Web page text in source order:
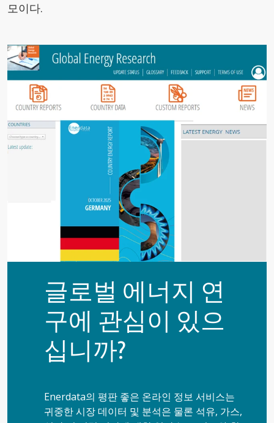
모이다.
글로벌 에너지 연
구에 관심이 있으
십니까?
Enerdata의 평판 좋은 온라인 정보 서비스는
귀중한 시장 데이터 및 분석은 물론 석유, 가스,